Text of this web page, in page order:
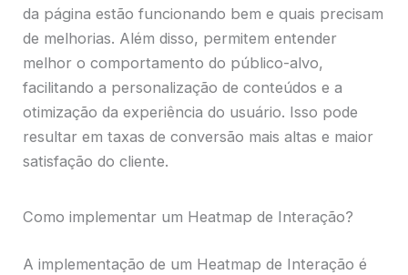
da página estão funcionando bem e quais precisam
de melhorias. Além disso, permitem entender
melhor o comportamento do público-alvo,
facilitando a personalização de conteúdos e a
otimização da experiência do usuário. Isso pode
resultar em taxas de conversão mais altas e maior
satisfação do cliente.
Como implementar um Heatmap de Interação?
A implementação de um Heatmap de Interação é